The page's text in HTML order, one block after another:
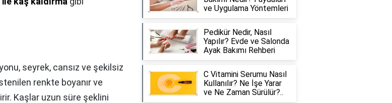
seyrek, cansız ve şekilsiz
renkte boyanır ve
Kaşlar uzun süre şeklini
ve Uygulama Yöntemleri
Pedikür Nedir, Nasıl
Yapılır? Evde ve Salonda
Ayak Bakımı Rehberi
C Vitamini Serumu Nasıl
Kullanılır? Ne İşe Yarar
ve Ne Zaman Sürülür?..